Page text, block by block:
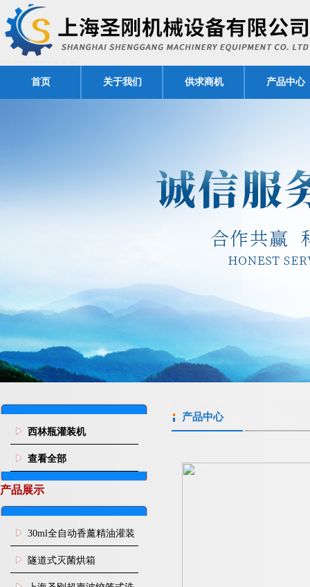
首页 关于我们 供求商机 产品中心
西林瓶灌装机
查看全部
产品展示
30ml全自动香薰精油灌装
旋盖机
隧道式灭菌烘箱
产品中心